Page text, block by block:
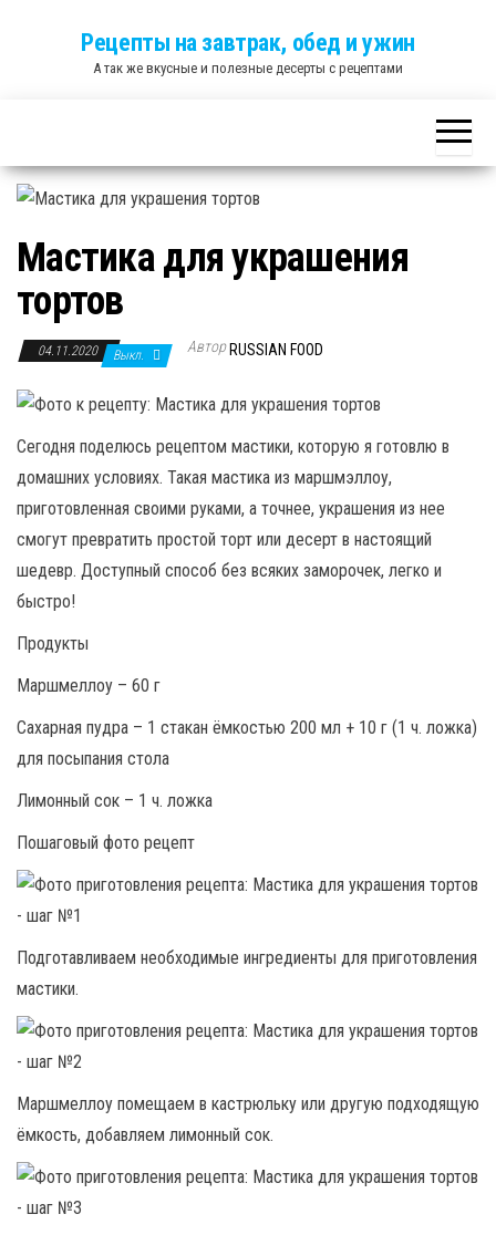
Рецепты на завтрак, обед и ужин
А так же вкусные и полезные десерты с рецептами
Мастика для украшения
тортов
04.11.2020 Выкл. Автор RUSSIAN FOOD
Сегодня поделюсь рецептом мастики, которую я готовлю в
домашних условиях. Такая мастика из маршмэллоу,
приготовленная своими руками, а точнее, украшения из нее
смогут превратить простой торт или десерт в настоящий
шедевр. Доступный способ без всяких заморочек, легко и
быстро!
Продукты
Маршмеллоу – 60 г
Сахарная пудра – 1 стакан ёмкостью 200 мл + 10 г (1 ч. ложка)
для посыпания стола
Лимонный сок – 1 ч. ложка
Пошаговый фото рецепт
Подготавливаем необходимые ингредиенты для приготовления
мастики.
Маршмеллоу помещаем в кастрюльку или другую подходящую
ёмкость, добавляем лимонный сок.